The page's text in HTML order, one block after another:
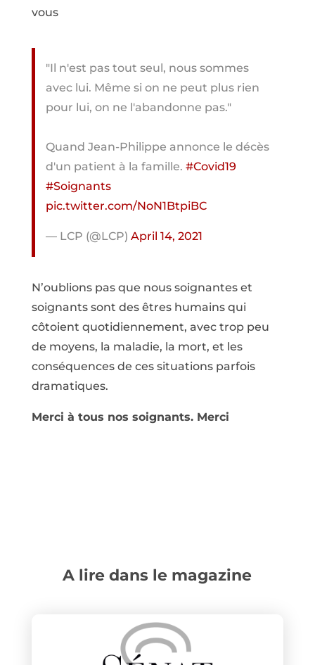
vous
"Il n'est pas tout seul, nous sommes
avec lui. Même si on ne peut plus rien
pour lui, on ne l'abandonne pas."
Quand Jean-Philippe annonce le décès
d'un patient à la famille. #Covid19
#Soignants
pic.twitter.com/NoN1BtpiBC
— LCP (@LCP) April 14, 2021
N’oublions pas que nous soignantes et
soignants sont des êtres humains qui
côtoient quotidiennement, avec trop peu
de moyens, la maladie, la mort, et les
conséquences de ces situations parfois
dramatiques.
Merci à tous nos soignants. Merci
A lire dans le magazine